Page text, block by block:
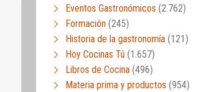
Eventos Gastronómicos (2.762)
Formación (245)
Historia de la gastronomía (121)
Hoy Cocinas Tú (1.657)
Libros de Cocina (496)
Materia prima y productos (954)